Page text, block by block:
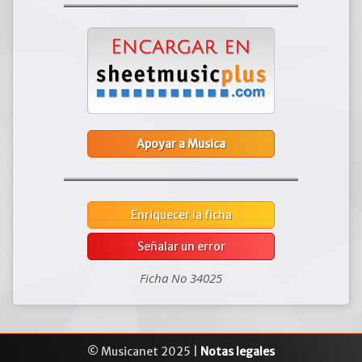
Apoyar a Musica
Enriquecer la ficha
Señalar un error
Ficha No 34025
© Musicanet 2025 | Notas legales